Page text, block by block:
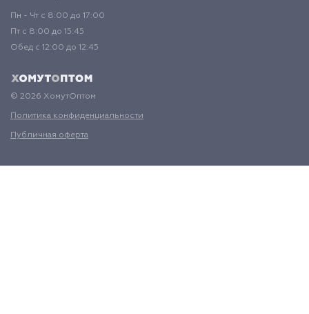
Пн - Чт с 8:00 до 17:00
Пт с 8:00 до 15:45
Обед с 12:00 до 12:45
© 2026 ХомутОптом
Политика конфиденциальности
Публичная оферта